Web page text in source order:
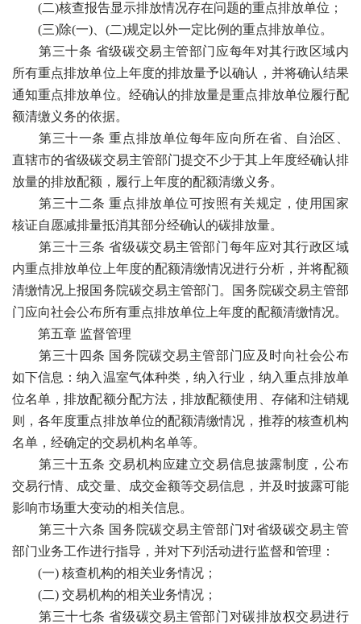
(二)核查报告显示排放情况存在问题的重点排放单位；
(三)除(一)、(二)规定以外一定比例的重点排放单位。
第三十条 省级碳交易主管部门应每年对其行政区域内
所有重点排放单位上年度的排放量予以确认，并将确认结果
通知重点排放单位。经确认的排放量是重点排放单位履行配
额清缴义务的依据。
第三十一条 重点排放单位每年应向所在省、自治区、
直辖市的省级碳交易主管部门提交不少于其上年度经确认排
放量的排放配额，履行上年度的配额清缴义务。
第三十二条 重点排放单位可按照有关规定，使用国家
核证自愿减排量抵消其部分经确认的碳排放量。
第三十三条 省级碳交易主管部门每年应对其行政区域
内重点排放单位上年度的配额清缴情况进行分析，并将配额
清缴情况上报国务院碳交易主管部门。国务院碳交易主管部
门应向社会公布所有重点排放单位上年度的配额清缴情况。
第五章 监督管理
第三十四条 国务院碳交易主管部门应及时向社会公布
如下信息：纳入温室气体种类，纳入行业，纳入重点排放单
位名单，排放配额分配方法，排放配额使用、存储和注销规
则，各年度重点排放单位的配额清缴情况，推荐的核查机构
名单，经确定的交易机构名单等。
第三十五条 交易机构应建立交易信息披露制度，公布
交易行情、成交量、成交金额等交易信息，并及时披露可能
影响市场重大变动的相关信息。
第三十六条 国务院碳交易主管部门对省级碳交易主管
部门业务工作进行指导，并对下列活动进行监督和管理：
(一) 核查机构的相关业务情况；
(二) 交易机构的相关业务情况；
第三十七条 省级碳交易主管部门对碳排放权交易进行